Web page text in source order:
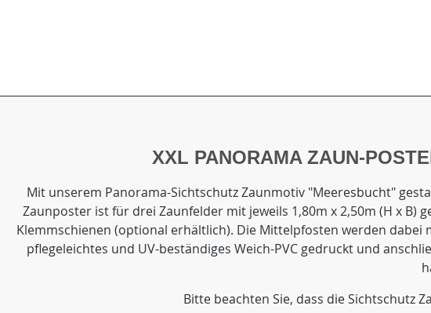
XXL PANORAMA ZAUN-
Mit unserem Panorama-Sichtschutz Zaunmotiv "Meeresbucht"
Zaunposter ist für drei Zaunfelder mit jeweils 1,80m x 2,50m (H x B)
Klemmschienen (optional erhältlich). Die Mittelpfosten werden
pflegeleichtes und UV-beständiges Weich-PVC gedruckt und
Bitte beachten Sie, dass die Sichtschutz